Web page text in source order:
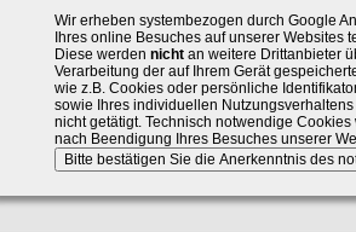
Wir erheben systembezogen durch Google
Ihres online Besuches auf unserer Websites
Diese werden nichtan weitere Drittanbieter
Verarbeitung der auf Ihrem Gerät
wie z.B. Cookies oder persönliche
sowie Ihres individuellen
nicht getätigt. Technisch notwendige
nach Beendigung Ihres Besuches unserer